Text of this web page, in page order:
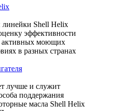
Shell Helix
эффективности
активных моющих
в разных странах
лучше и служит
поддержания
масла Shell Helix